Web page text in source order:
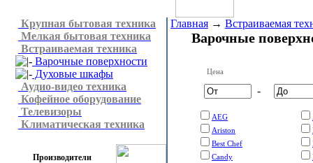
Крупная бытовая техника
Мелкая бытовая техника
Встраиваемая техника
Варочные поверхности
Духовые шкафы
Аудио-видео техника
Кофейное оборудование
Телевизоры
Климатическая техника
Производители
Главная → Встраиваемая
Варочные
Цена
-
AEG
Ariston
Best Chef
Candy